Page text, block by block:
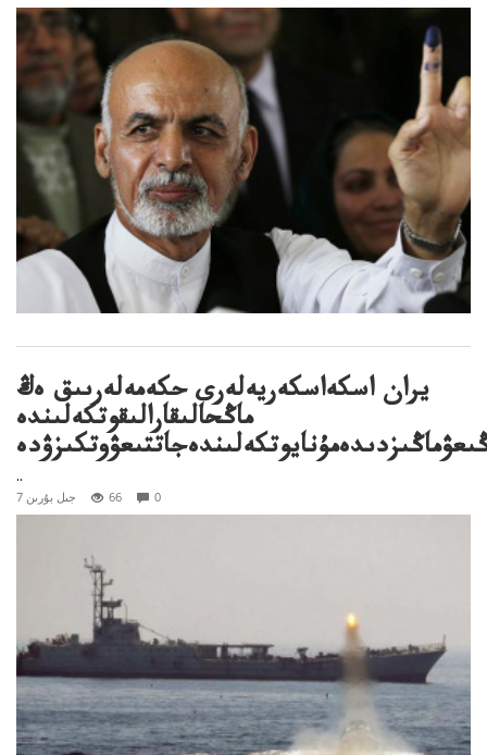
يران اسكەاسكەريەلەرى حكەمەلەرىىق ەڭ
ماڭحالىقارالىقوتكەلىندە
..
7 جىل بۇرىن 66 0